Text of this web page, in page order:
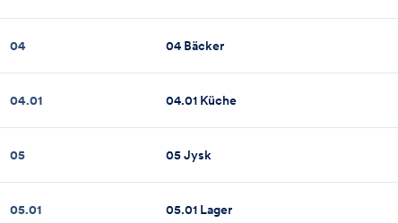
04 04 Bäcker
04.01 04.01 Küche
05 05 Jysk
05.01 05.01 Lager